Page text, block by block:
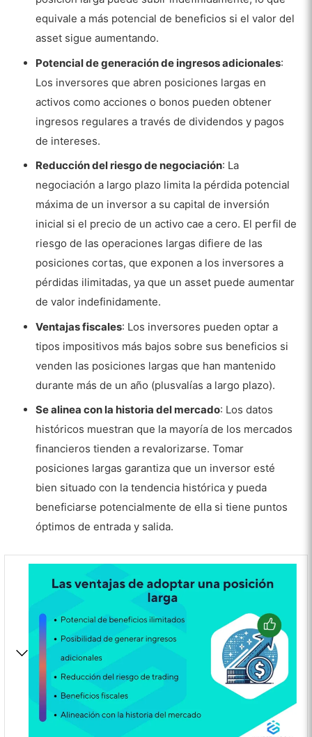
equivale a más potencial de beneficios si el valor del
asset sigue aumentando.
Potencial de generación de ingresos adicionales:
Los inversores que abren posiciones largas en
activos como acciones o bonos pueden obtener
ingresos regulares a través de dividendos y pagos
de intereses.
Reducción del riesgo de negociación: La
negociación a largo plazo limita la pérdida potencial
máxima de un inversor a su capital de inversión
inicial si el precio de un activo cae a cero. El perfil de
riesgo de las operaciones largas difiere de las
posiciones cortas, que exponen a los inversores a
pérdidas ilimitadas, ya que un asset puede aumentar
de valor indefinidamente.
Ventajas fiscales: Los inversores pueden optar a
tipos impositivos más bajos sobre sus beneficios si
venden las posiciones largas que han mantenido
durante más de un año (plusvalías a largo plazo).
Se alinea con la historia del mercado: Los datos
históricos muestran que la mayoría de los mercados
financieros tienden a revalorizarse. Tomar
posiciones largas garantiza que un inversor esté
bien situado con la tendencia histórica y pueda
beneficiarse potencialmente de ella si tiene puntos
óptimos de entrada y salida.